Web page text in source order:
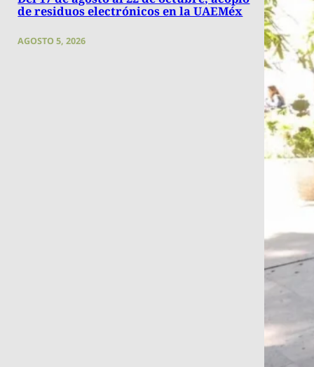
de residuos electrónicos en la UAEMéx
AGOSTO 5, 2026